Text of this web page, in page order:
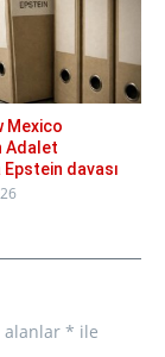
Mexico
Adalet
Epstein davası
alanlar * ile